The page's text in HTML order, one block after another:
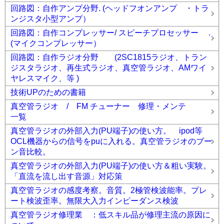
回路図：自作アンプ分野. (ヘッドフオンアンプ ・トラ
ンジスタ小型アンプ）
回路図：自作コンプレッサー/ スピーチプロセッサー .
(マイクコンプレッサー）
回路図：自作ラジオ分野 (2SC1815ラジオ、トラン
ジスタラジオ、再生式ラジオ、真空管ラジオ、AMワイ
ヤレスマイク、等 )
技術UPのための書籍
真空管ラジオ / FM チューナー 修理・メンテ
一覧
真空管ラジオの外部入力(PU端子)の使い方。 ipod等
OCL機器からの信号をpuに入れる。真空管ラジオのブー
ン音比較。
真空管ラジオの外部入力(PU端子)の使い方＆粗い実験。
「直流を流し出す音源」対応策
真空管ラジオの感度考察。音質。2極管検波能率。プレ
ート検波歪率。無限大入力インピーダンス検波
真空管ラジオ修理業 ：低スキル品が修理主流の原因に